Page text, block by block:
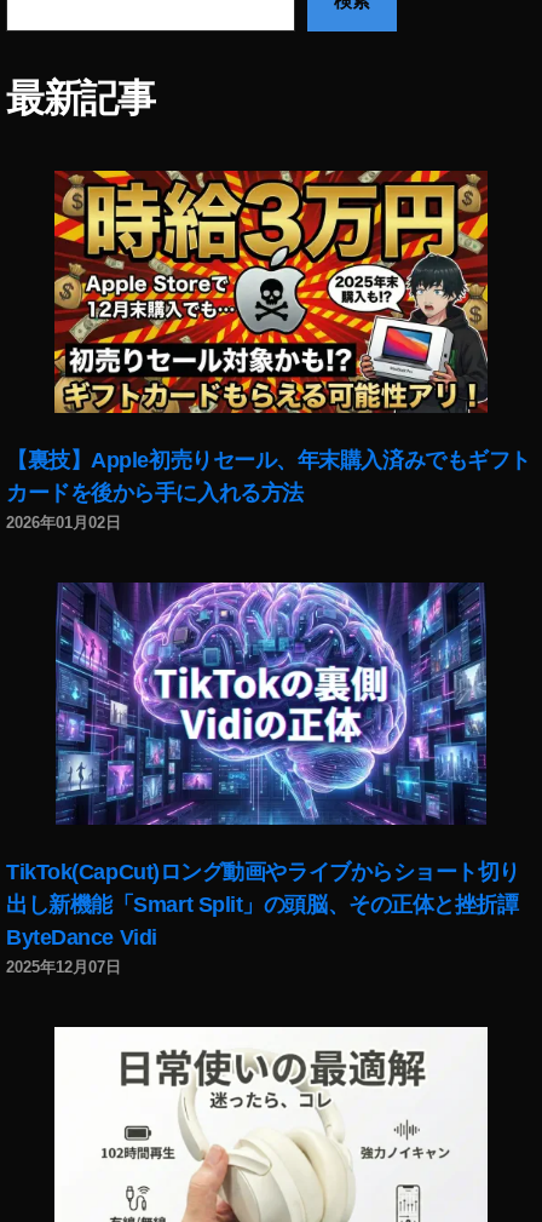
最新記事
【裏技】Apple初売りセール、年末購入済みでもギフト
カードを後から手に入れる方法
2026年01月02日
TikTok(CapCut)ロング動画やライブからショート切り
出し新機能「Smart Split」の頭脳、その正体と挫折譚
ByteDance Vidi
2025年12月07日